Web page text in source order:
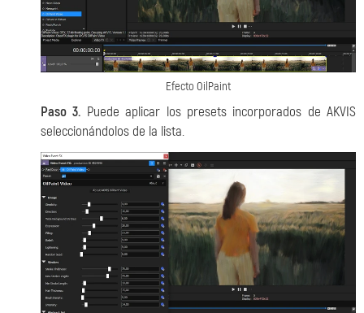
Efecto OilPaint
Paso 3. Puede aplicar los presets incorporados de AKVIS
seleccionándolos de la lista.